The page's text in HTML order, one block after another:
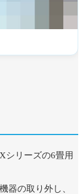
シリーズの6畳用
器の取り外し、